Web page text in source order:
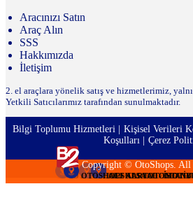
OTOSHOPS TURMOT
OTOSHOPS DEDE
OTOSHOPS DEDE
OTOSHOPS DEDE
OTOSHOPS DEDE
OTOSHOPS DEDE
OTOSHOPS DEDE
OTOSHOPS DEDE
OTOSHOPS DEDE
OTOSHOPS DEDE
OTOSHOPS DEDE
OTOSHOPS DEDE
OTOSHOPS KUZEN MOTORLU
OTOSHOPS DEDE
ALJ KARTAL -
ALJ KARTAL -
ALJ KARTAL -
ALJ KARTAL -
ALJ KARTAL -
OTOSHOPS ALSA OTOMOTİV
Aracınızı Satın
Araç Alın
SSS
Hakkımızda
İletişim
2. el araçlara yönelik satış ve hizmetlerimiz,
Yetkili Satıcılarımız tarafından sunulmaktadır.
Copyright © OtoShops. All
Bilgi Toplumu Hizmetleri Kişisel Verileri
Koşulları
Çerez